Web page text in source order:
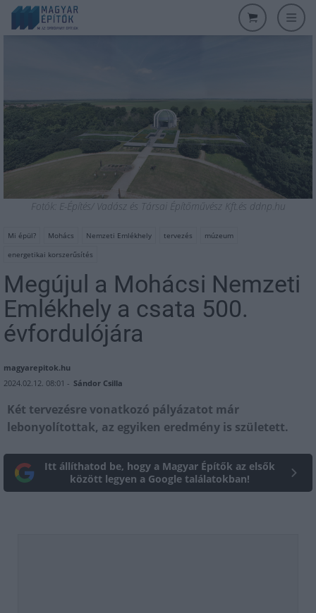
Fotók: E-Építés/ Vadász és Társai Építőművész Kft.és ddnp.hu
Mi épül? Mohács Nemzeti Emlékhely tervezés
múzeum
energetikai korszerűsítés
Megújul a Mohácsi Nemzeti
Emlékhely a csata 500.
évfordulójára
magyarepitok.hu
2024.02.12. 08:01 - Sándor Csilla
Két tervezésre vonatkozó pályázatot már
lebonyolítottak, az egyiken eredmény is született.
Itt állíthatod be, hogy a Magyar Építők az elsők
között legyen a Google találatokban!